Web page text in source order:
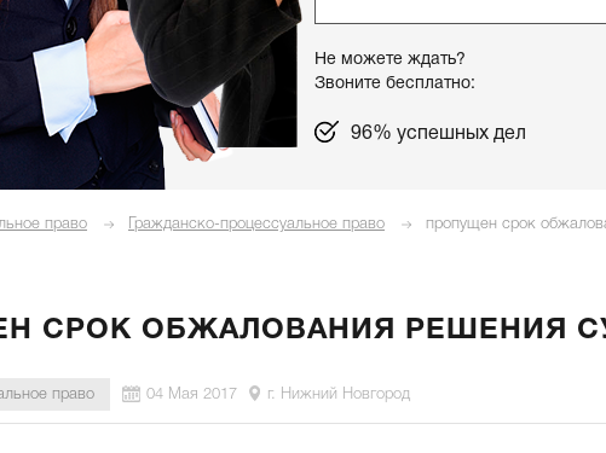
Не можете ждать?
Звоните бесплатно:
96% успешных дел
право Гражданско-процессуальное право пропущен срок
СРОК ОБЖАЛОВАНИЯ РЕШЕНИЯ
право 04 Мая 2017 г. Нижний Новгород